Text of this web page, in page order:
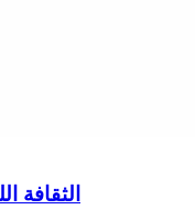
الثقافة